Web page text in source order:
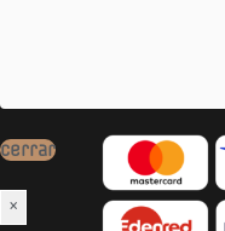
cerrar
×